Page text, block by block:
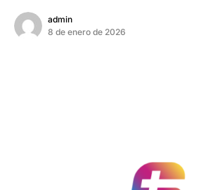
admin
8 de enero de 2026